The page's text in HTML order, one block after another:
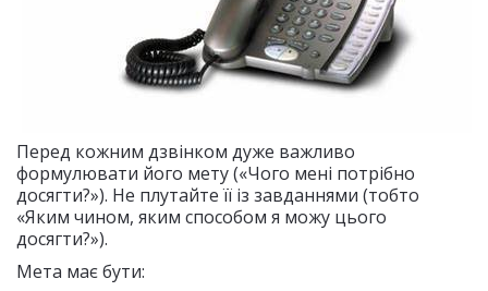
Перед кожним дзвінком дуже важливо
формулювати його мету («Чого мені потрібно
досягти?»). Не плутайте її із завданнями (тобто
«Яким чином, яким способом я можу цього
досягти?»).
Мета має бути: